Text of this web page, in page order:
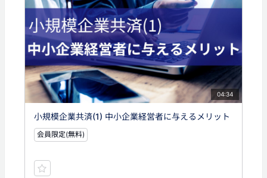
04:34
小規模企業共済(1) 中小企業経営者に与えるメリット
会員限定(無料)